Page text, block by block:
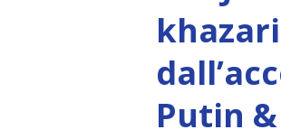
non è la
essere
Putin